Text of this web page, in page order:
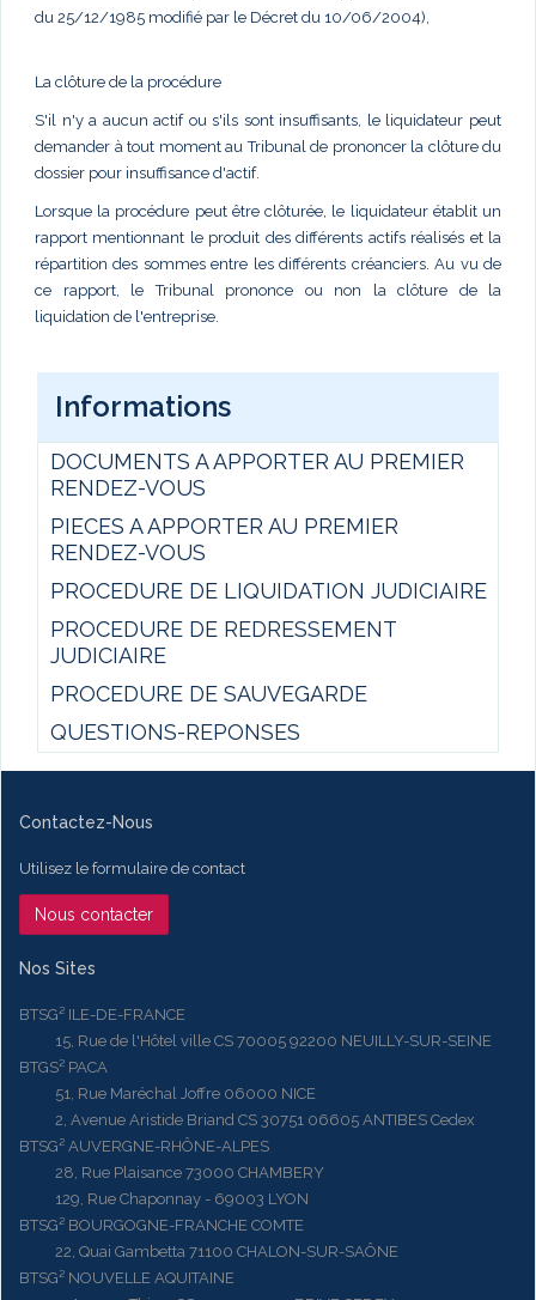
du 25/12/1985 modifié par le Décret du 10/06/2004),
La clôture de la procédure
S'il n'y a aucun actif ou s'ils sont insuffisants, le liquidateur peut
demander à tout moment au Tribunal de prononcer la clôture du
dossier pour insuffisance d'actif.
Lorsque la procédure peut être clôturée, le liquidateur établit un
rapport mentionnant le produit des différents actifs réalisés et la
répartition des sommes entre les différents créanciers. Au vu de
ce rapport, le Tribunal prononce ou non la clôture de la
liquidation de l'entreprise.
Informations
DOCUMENTS A APPORTER AU PREMIER
RENDEZ-VOUS
PIECES A APPORTER AU PREMIER
RENDEZ-VOUS
PROCEDURE DE LIQUIDATION JUDICIAIRE
PROCEDURE DE REDRESSEMENT
JUDICIAIRE
PROCEDURE DE SAUVEGARDE
QUESTIONS-REPONSES
Contactez-Nous
Utilisez le formulaire de contact
Nous contacter
Nos Sites
BTSG² ILE-DE-FRANCE
15, Rue de l'Hôtel ville CS 70005 92200 NEUILLY-SUR-SEINE
BTGS² PACA
51, Rue Maréchal Joffre 06000 NICE
2, Avenue Aristide Briand CS 30751 06605 ANTIBES Cedex
BTSG² AUVERGNE-RHÔNE-ALPES
28, Rue Plaisance 73000 CHAMBERY
129, Rue Chaponnay - 69003 LYON
BTSG² BOURGOGNE-FRANCHE COMTE
22, Quai Gambetta 71100 CHALON-SUR-SAÔNE
BTSG² NOUVELLE AQUITAINE